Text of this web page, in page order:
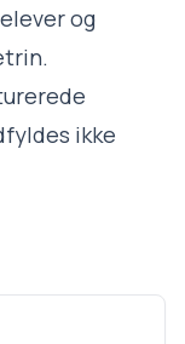
og
ikke